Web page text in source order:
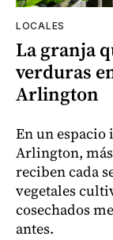
LOCALES
La granja
verduras
Arlington
En un
Arlington, más
reciben cada
vegetales
cosechados
antes.